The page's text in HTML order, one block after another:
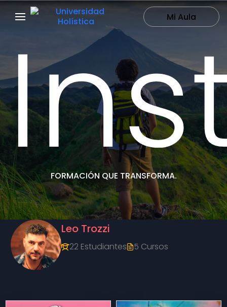
Mi Aula
FORMACIÓN QUE TRANSFORMA.
Leo Trozzi
22 Estudiantes 5 Cursos